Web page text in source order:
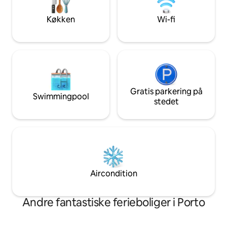
hårtørrer og faciliteter (showergel,
shampoo og bodylotion), strygejern og
strygebræt.
transferservice
dig.
Køkken Wi-fi
Swimmingpool
Gratis parkering på
stedet
Aircondition
Andre fantastiske ferieboliger i Porto